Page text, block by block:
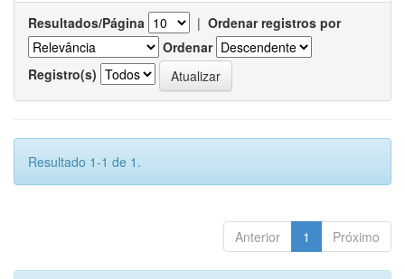
Resultados/Página | Ordenar registros por
Ordenar
Registro(s)
Resultado 1-1 de 1.
Anterior 1 Próximo